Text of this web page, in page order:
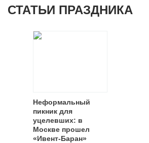
СТАТЬИ ПРАЗДНИКА
Неформальный
пикник для
уцелевших: в
Москве прошел
«Ивент-Баран»